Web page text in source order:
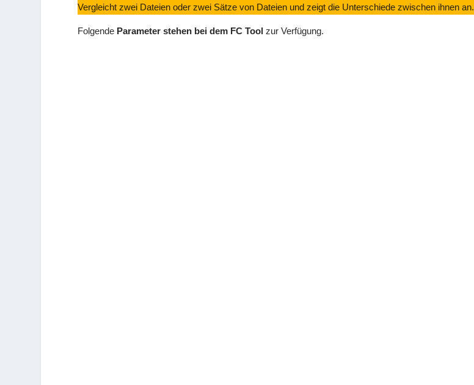
Vergleicht zwei Dateien oder zwei Sätze von Dateien und zeigt die Unterschiede zwischen ihnen an.
Folgende Parameter stehen bei dem FC Tool zur Verfügung.